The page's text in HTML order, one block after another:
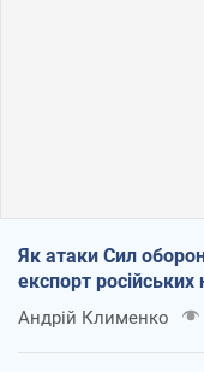
Як атаки Сил
експорт російських
Андрій Клименко